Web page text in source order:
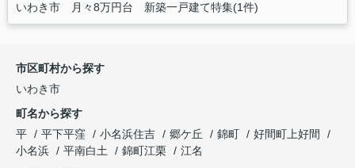
いわき市 月々8万円台 新築一戸建て特集(1件)
市区町村から探す
いわき市
町名から探す
平
平下平窪 小名浜住吉 郷ケ丘 錦町
好間町上好間
小名浜
平南白土 錦町江栗
江名